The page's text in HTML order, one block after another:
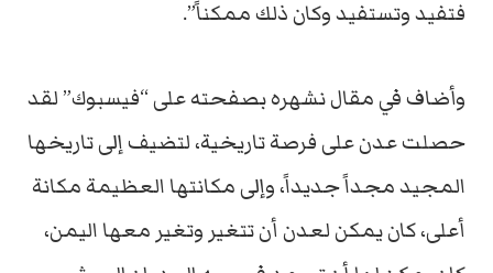
فتفيد وتستفيد وكان ذلك ممكناً”.
وأضاف في مقال نشهره بصفحته على “فيسبوك” لقد
حصلت عدن على فرصة تاريخية، لتضيف إلى تاريخها
المجيد مجداً جديداً، وإلى مكانتها العظيمة مكانة
أعلى، كان يمكن لعدن أن تتغير وتغير معها اليمن،